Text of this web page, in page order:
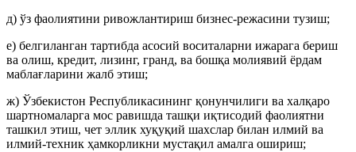
д) ўз фаолиятини ривожлантириш бизнес-режасини тузиш;
е) белгиланган тартибда асосий воситаларни ижарага бериш
ва олиш, кредит, лизинг, гранд, ва бошқа молиявий ёрдам
маблағларини жалб этиш;
ж) Ўзбекистон Республикасининг қонунчилиги ва халқаро
шартномаларга мос равишда ташқи иқтисодий фаолиятни
ташкил этиш, чет эллик хуқуқий шахслар билан илмий ва
илмий-техник ҳамкорликни мустақил амалга ошириш;